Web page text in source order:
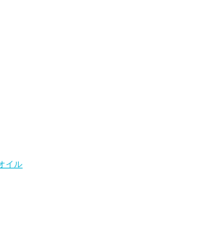
イル